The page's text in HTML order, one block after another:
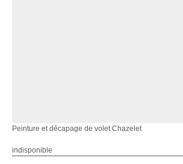
Peinture et décapage de volet Chazelet
indisponible